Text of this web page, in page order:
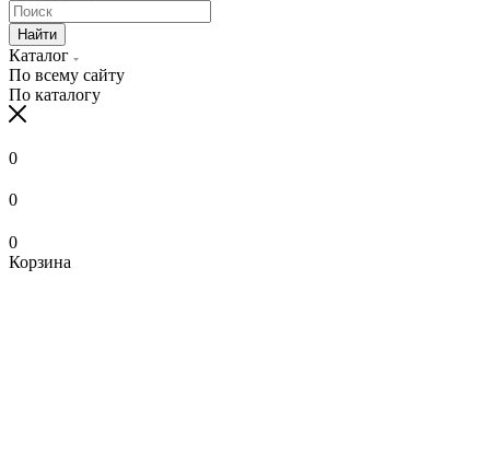
Найти
Каталог
По всему сайту
По каталогу
0
0
0
Корзина